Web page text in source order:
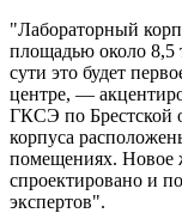
"Лабораторный
площадью около 8,5
сути это будет
центре, —
ГКСЭ по Брестской
корпуса
помещениях. Новое
спроектировано и
экспертов".